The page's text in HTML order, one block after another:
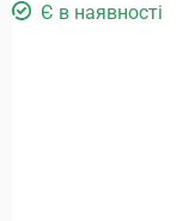
Є в наявності